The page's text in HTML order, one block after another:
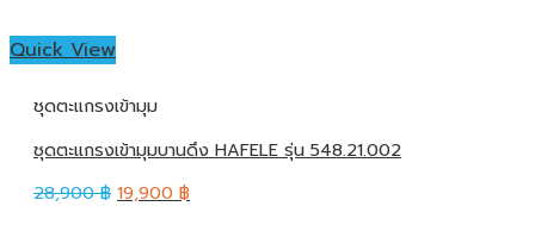
Quick View
ชุดตะแกรงเข้ามุม
ชุดตะแกรงเข้ามุมบานดึง HAFELE รุ่น 548.21.002
28,900฿ 19,900 ฿